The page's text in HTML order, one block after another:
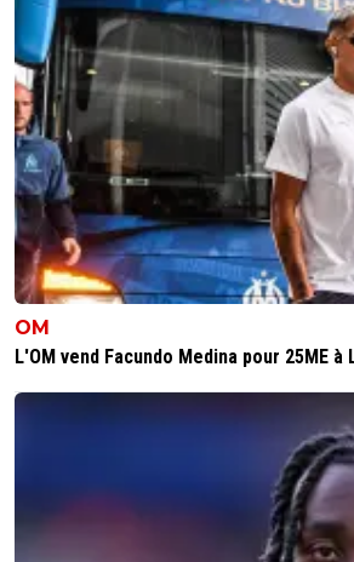
OM
L'OM vend Facundo Medina pour 25ME à